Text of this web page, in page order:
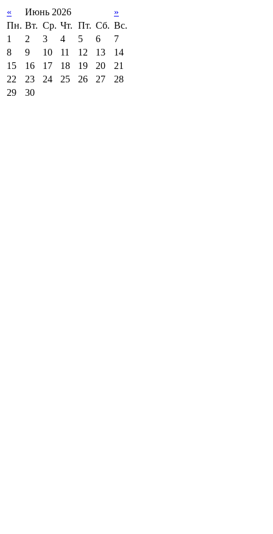
« Июнь 2026
»
Пн. Вт. Ср. Чт. Пт. Сб. Вс.
1
2 3 4 5 6
7
8
9 10 11 12 13
14
15
16 17 18 19 20
21
22
23 24 25 26 27
28
29
30